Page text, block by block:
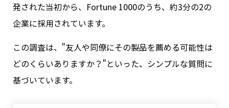
発された当初から、Fortune 1000のうち、約3分の2の
企業に採用されています。
この調査は、"友人や同僚にその製品を薦める可能性は
どのくらいありますか？"といった、シンプルな質問に
基づいています。